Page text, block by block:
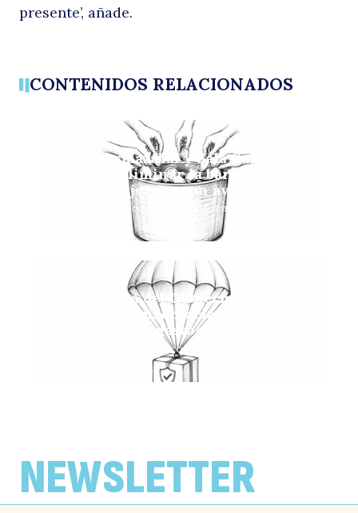
presente’, añade.
CONTENIDOS RELACIONADOS
Soledad Hormazábal y Sala Cuna
Universal: “Eliminar la barrera para
contratar mujeres es un avance real”
Ex-Ante, conversa con Soledad Hormazábal
Megarreforma del Gobierno:
permisología, burocracia y el debate por
la devolución de gastos
Iván Valenzuela, conversa con Soledad Hormazábal
debe en mostrar qué viene después de
esta gran reforma”
La Tercera, conversa con José Antonio Valenzuela
País Lobo, conversa con José Antonio Valenzuela
28 mayo, 2026
La Segunda, conversa con José Antonio Valenzuela
6 abril, 2026
NEWSLETTER